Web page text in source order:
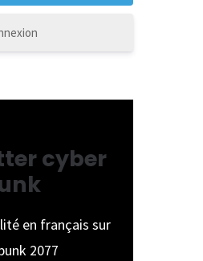
cyber
en français sur
2077